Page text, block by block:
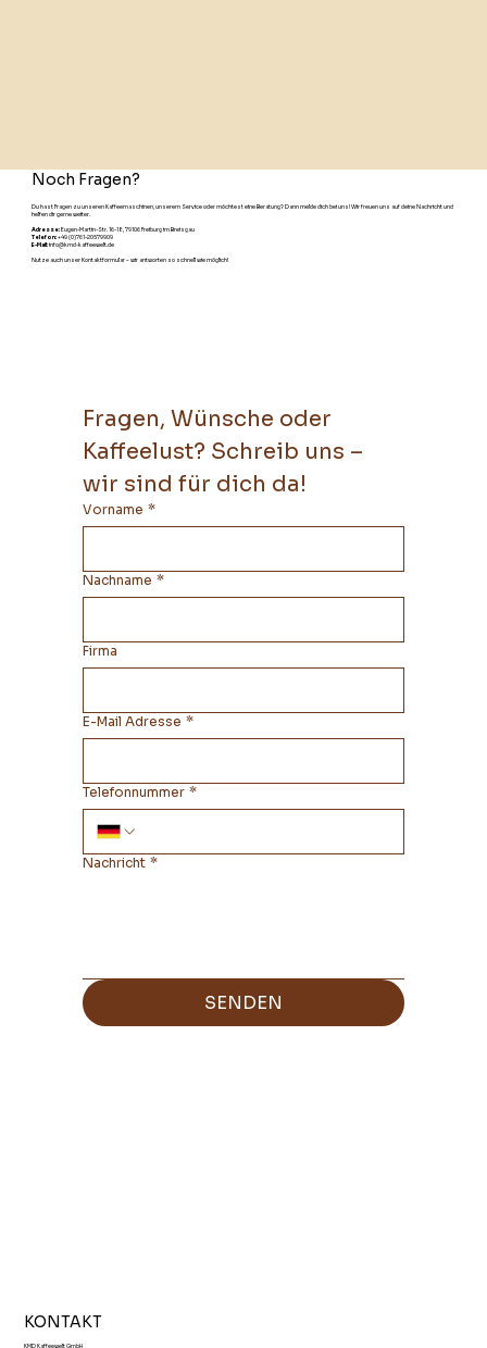
Noch Fragen?
Du hast Fragen zu unseren Kaffeemaschinen, unserem Service oder möchtest eine Beratung? Dann melde dich bei uns! Wir freuen uns auf deine Nachricht und
helfen dir gerne weiter.
Adresse:Eugen-Martin-Str. 16-18, 79106 Freiburg im Breisgau
Telefon:+49 (0)761-20579909
E-Mail:info@kmd-kaffeewelt.de
Nutze auch unser Kontaktformular – wir antworten so schnell wie möglich!
Fragen, Wünsche oder
Kaffeelust? Schreib uns –
wir sind für dich da!
Vorname *
Nachname *
Firma
E-Mail Adresse *
Telefonnummer *
Nachricht *
SENDEN
KONTAKT
KMD Kaffeewelt GmbH